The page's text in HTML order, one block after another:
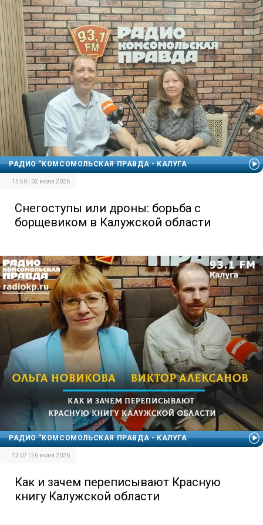
РАДИО "КОМСОМОЛЬСКАЯ ПРАВДА - КАЛУГА
15:50 | 02 июля 2026
Снегоступы или дроны: борьба с
борщевиком в Калужской области
РАДИО "КОМСОМОЛЬСКАЯ ПРАВДА - КАЛУГА
12:07 | 26 июня 2026
Как и зачем переписывают Красную
книгу Калужской области